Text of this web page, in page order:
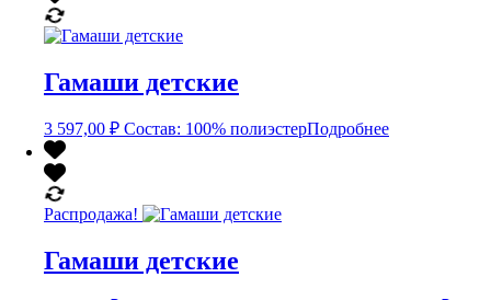
Гамаши детские
3 597,00 ₽ Состав: 100% полиэстерПодробнее
Распродажа!
Гамаши детские